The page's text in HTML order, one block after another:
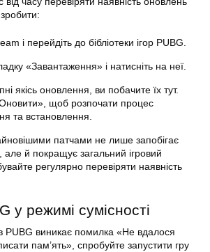
і перейдіть до бібліотеки ігор PUBG.
«Завантаження» і натисніть на неї.
якісь оновлення, ви побачите їх тут.
щоб розпочати процес
та встановлення.
патчами не лише запобігає
але й покращує загальний ігровий
регулярно перевіряти наявність
у режимі сумісності
PUBG виникає помилка «Не вдалося
пам’ять», спробуйте запустити гру